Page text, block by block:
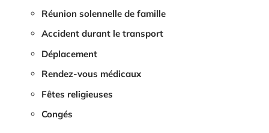
Réunion solennelle de famille
Accident durant le transport
Déplacement
Rendez-vous médicaux
Fêtes religieuses
Congés